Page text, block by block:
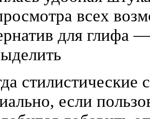
всех
для глифа
стилистические
если